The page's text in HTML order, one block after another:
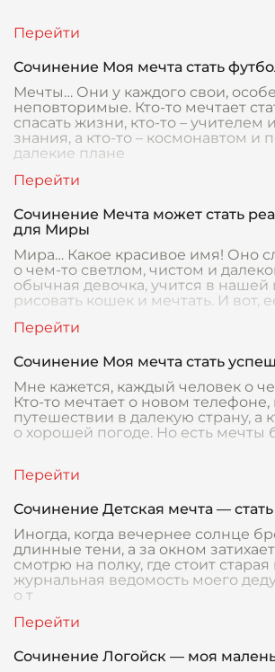
Сочинение Моя мечта стать
Мечты… Они у каждого свои,
неповторимые. Кто-то мечтает
спасать жизни, кто-то – учителем
знания, а кто-то – космонавтом и
далекие плане
Сочинение Мечта может стать
для Миры
Мира… Какое красивое имя! Оно
о чем-то светлом, чистом и
обычная девочка, учится в
рисовать кошек и мечтать. И вот,
Сочинение Моя мечта стать
Мне кажется, каждый человек о
Кто-то мечтает о новом телефоне,
путешествии в далекую страну, а
о хорошей погоде. Но есть мечты
Сочинение Детская мечта —
Иногда, когда вечернее солнце
длинные тени, а за окном
смотрю на полку, где стоит старая
журнальная ведомость моего
о т
Сочинение Логойск — моя